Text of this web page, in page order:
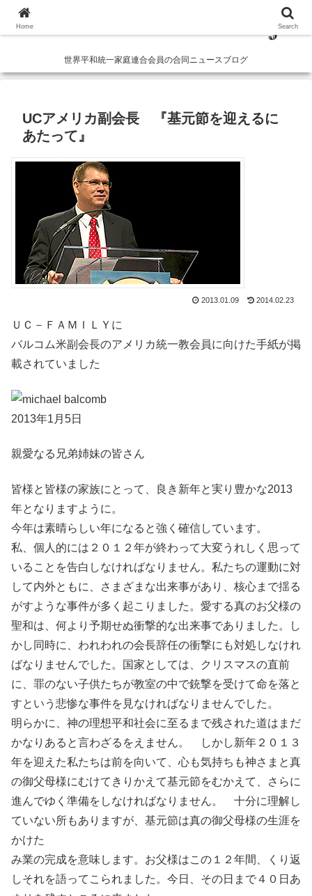
世界平和統一家庭連合会員の合同ニュースブログ
UCアメリカ副会長 『基元節を迎えるに
あたって』
2013.01.09 2014.02.23
ＵＣ－ＦＡＭＩＬＹに
バルコム米副会長のアメリカ統一教会員に向けた手紙が掲
載されていました
2013年1月5日
親愛なる兄弟姉妹の皆さん
皆様と皆様の家族にとって、良き新年と実り豊かな2013
年となりますように。
今年は素晴らしい年になると強く確信しています。
私、個人的には２０１２年が終わって大変うれしく思って
いることを告白しなければなりません。私たちの運動に対
して内外ともに、さまざまな出来事があり、核心まで揺る
がすような事件が多く起こりました。愛する真のお父様の
聖和は、何より予期せぬ衝撃的な出来事でありました。し
かし同時に、われわれの会長辞任の衝撃にも対処しなけれ
ばなりませんでした。国家としては、クリスマスの直前
に、罪のない子供たちが教室の中で銃撃を受けて命を落と
すという悲惨な事件を見なければなりませんでした。
明らかに、神の理想平和社会に至るまで残された道はまだ
かなりあると言わざるをえません。 しかし新年２０１３
年を迎えた私たちは前を向いて、心も気持ちも神さまと真
の御父母様にむけてきりかえて基元節をむかえて、さらに
進んでゆく準備をしなければなりません。 十分に理解し
ていない所もありますが、基元節は真の御父母様の生涯を
かけた
み業の完成を意味します。お父様はこの１２年間、くり返
しそれを語ってこられました。今日、その日まで４０日あ
Home Search